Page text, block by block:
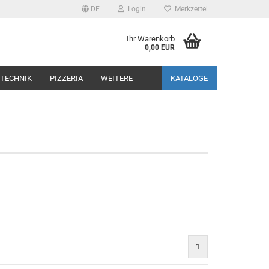
DE Login Merkzettel
Ihr Warenkorb
0,00 EUR
PIZZERIA KATALOGE
WEITERE
1